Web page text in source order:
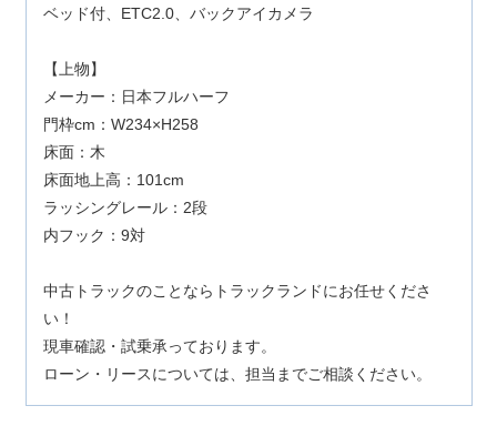
ベッド付、ETC2.0、バックアイカメラ
【上物】
メーカー：日本フルハーフ
門枠cm：W234×H258
床面：木
床面地上高：101cm
ラッシングレール：2段
内フック：9対
中古トラックのことならトラックランドにお任せくださ
い！
現車確認・試乗承っております。
ローン・リースについては、担当までご相談ください。